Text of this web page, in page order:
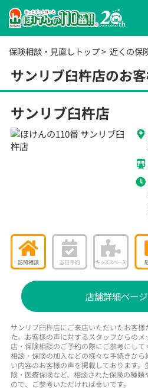
保険相談・見直しトップ 近くの保
サンリブ臼杵店のお
サンリブ臼杵店
店舗詳細ペー
サンリブ臼杵店にご来店いただいたお客
た。お客様の声に対するスタッフからの
店・保険相談のご予約の際にご参考にし
相談・保険の加入などの様々な手続きか
い内容のお客様の声を掲載しております
険・医療保険など、相談された保険の種
ので、ご参考いただければ幸いです。